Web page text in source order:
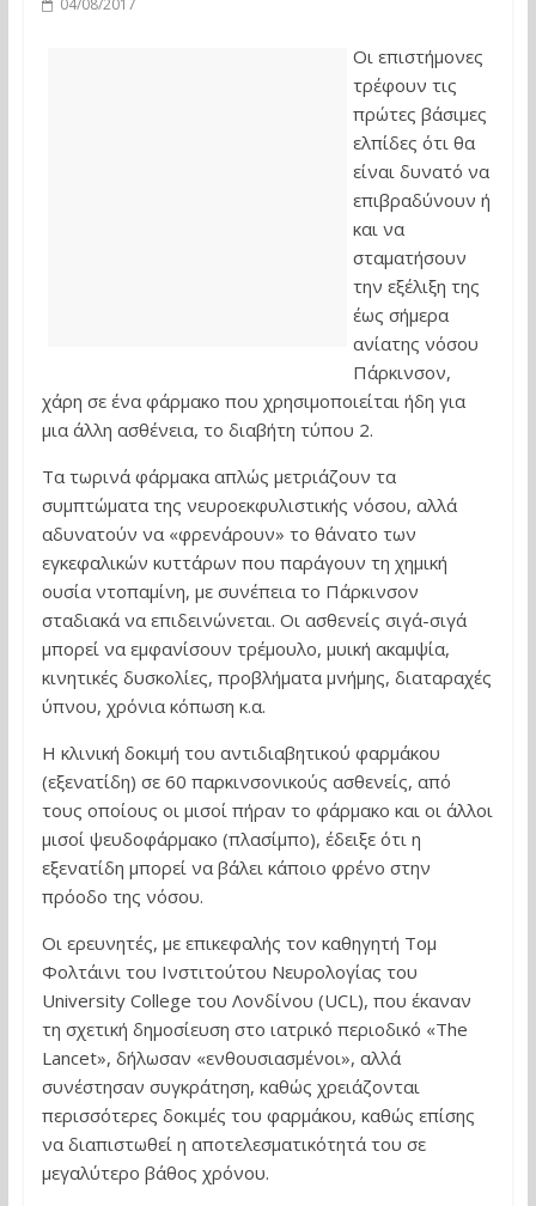
04/08/2017
Οι επιστήμονες
τρέφουν τις
πρώτες βάσιμες
ελπίδες ότι θα
είναι δυνατό να
επιβραδύνουν ή
και να
σταματήσουν
την εξέλιξη της
έως σήμερα
ανίατης νόσου
Πάρκινσον,
χάρη σε ένα φάρμακο που χρησιμοποιείται ήδη για
μια άλλη ασθένεια, το διαβήτη τύπου 2.
Τα τωρινά φάρμακα απλώς μετριάζουν τα
συμπτώματα της νευροεκφυλιστικής νόσου, αλλά
αδυνατούν να «φρενάρουν» το θάνατο των
εγκεφαλικών κυττάρων που παράγουν τη χημική
ουσία ντοπαμίνη, με συνέπεια το Πάρκινσον
σταδιακά να επιδεινώνεται. Οι ασθενείς σιγά-σιγά
μπορεί να εμφανίσουν τρέμουλο, μυική ακαμψία,
κινητικές δυσκολίες, προβλήματα μνήμης, διαταραχές
ύπνου, χρόνια κόπωση κ.α.
Η κλινική δοκιμή του αντιδιαβητικού φαρμάκου
(εξενατίδη) σε 60 παρκινσονικούς ασθενείς, από
τους οποίους οι μισοί πήραν το φάρμακο και οι άλλοι
μισοί ψευδοφάρμακο (πλασίμπο), έδειξε ότι η
εξενατίδη μπορεί να βάλει κάποιο φρένο στην
πρόοδο της νόσου.
Οι ερευνητές, με επικεφαλής τον καθηγητή Τομ
Φολτάινι του Ινστιτούτου Νευρολογίας του
University College του Λονδίνου (UCL), που έκαναν
τη σχετική δημοσίευση στο ιατρικό περιοδικό «The
Lancet», δήλωσαν «ενθουσιασμένοι», αλλά
συνέστησαν συγκράτηση, καθώς χρειάζονται
περισσότερες δοκιμές του φαρμάκου, καθώς επίσης
να διαπιστωθεί η αποτελεσματικότητά του σε
μεγαλύτερο βάθος χρόνου.